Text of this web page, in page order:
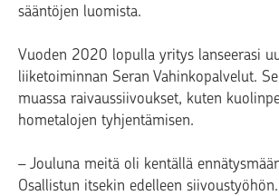
sääntöjen luomista.
Vuoden 2020 lopulla yritys lanseerasi
liiketoiminnan Seran Vahinkopalvelut.
muassa raivaussiivoukset, kuten
hometalojen tyhjentämisen.
– Jouluna meitä oli kentällä
Osallistun itsekin edelleen